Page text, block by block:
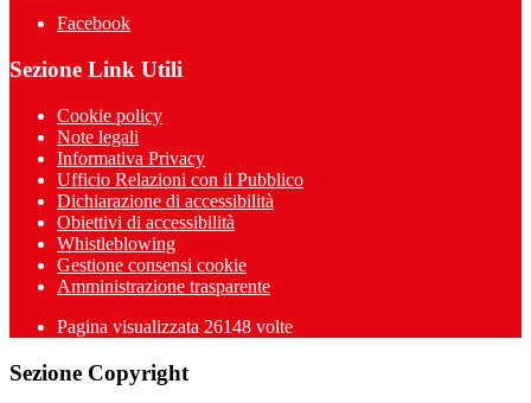
Facebook
Sezione Link Utili
Cookie policy
Note legali
Informativa Privacy
Ufficio Relazioni con il Pubblico
Dichiarazione di accessibilità
Obiettivi di accessibilità
Whistleblowing
Gestione consensi cookie
Amministrazione trasparente
Pagina visualizzata 26148 volte
Sezione Copyright